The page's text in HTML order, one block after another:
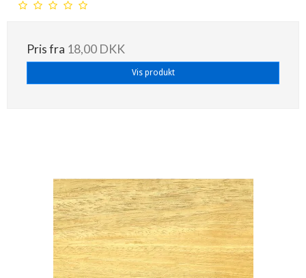
Pris fra 18,00 DKK
Vis produkt